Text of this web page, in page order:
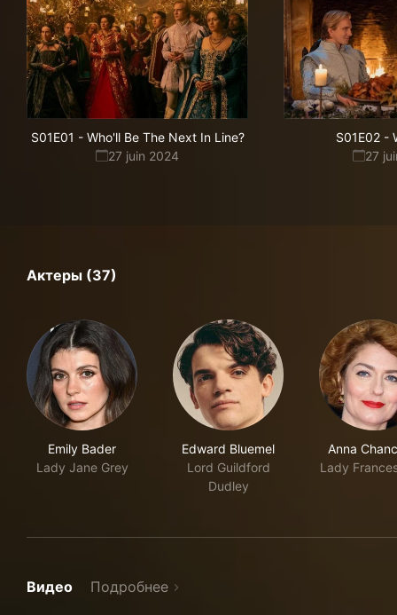
S01E01 - Who'll Be The Next In Line?
27 juin 2024
S01E02-
27
Актеры (37)
Emily Bader
Lady Jane Grey
Edward Bluemel
Lord Guildford
Dudley
Anna
Lady
Видео Подробнее